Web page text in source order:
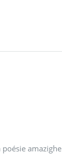
amazighe